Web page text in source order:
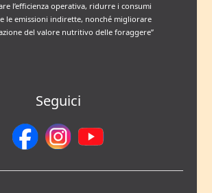
l’efficienza operativa, ridurre i consumi
le emissioni indirette, nonché migliorare
del valore nutritivo delle foraggere”
Seguici